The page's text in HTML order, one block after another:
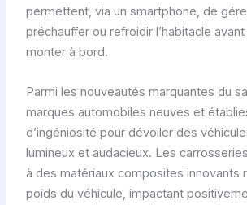
permettent, via un smartphone, de
préchauffer ou refroidir l’habitacle
monter à bord.
Parmi les nouveautés marquantes du
marques automobiles neuves et
d’ingéniosité pour dévoiler des
lumineux et audacieux. Les
à des matériaux composites innovants
poids du véhicule, impactant